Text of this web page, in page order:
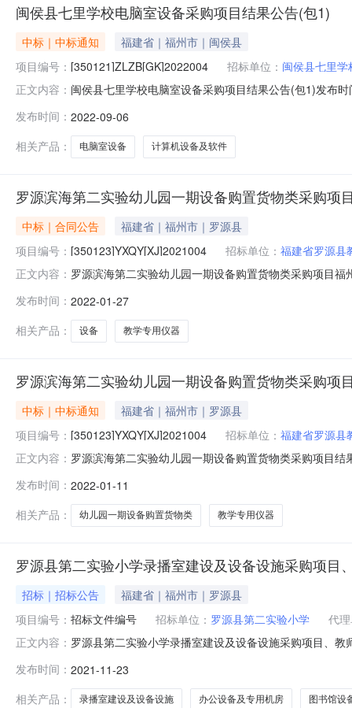
闽侯县七里学校电脑室设备采购项目结果公告(包1)
中标｜中标通知
福建省｜福州市｜闽侯县
项目编号： [350121]ZLZB[GK]2022004 招标单位： 闽侯县七里学
正文内容： 闽侯县七里学校电脑室设备采购项目结果公告(包1)发布
位：元）福建中思铭科技有限公司福建省福州市鼓楼区
发布时间： 2022-09-06
相关产品：
电脑室设备 计算机设备及软件
罗源滨海第二实验幼儿园一期设备购置货物类采购项
中标｜合同公告
福建省｜福州市｜罗源县
项目编号： [350123]YXQY[XJ]2021004 招标单位： 福建省罗源县
正文内容： 罗源滨海第二实验幼儿园一期设备购置货物类采购项目
进行约定。甲方：福建省罗源县教育局乙方：福建中思
（以下简称：“本项目”）的
发布时间： 2022-01-27
相关产品：
设备 教学专用仪器
罗源滨海第二实验幼儿园一期设备购置货物类采购项
中标｜中标通知
福建省｜福州市｜罗源县
项目编号： [350123]YXQY[XJ]2021004 招标单位： 福建省罗源县
正文内容： 罗源滨海第二实验幼儿园一期设备购置货物类采购项目
中标（成交）金额（单位：元）福建中思铭科技有限公
发布时间： 2022-01-11
相关产品：
幼儿园一期设备购置货物类 教学专用仪器
罗源县第二实验小学录播室建设及设备设施采购项
招标｜招标公告
福建省｜福州市｜罗源县
项目编号： 招标文件编号 招标单位： 罗源县第二实验小学
代
正文内容： 罗源县第二实验小学录播室建设及设备设施采购项目、
专用仪器采购单位罗源县第二实验小学行政区域福州市
民币）联系人及联系方
发布时间： 2021-11-23
相关产品：
录播室建设及设备设施 办公设备及专用机房 图书馆设